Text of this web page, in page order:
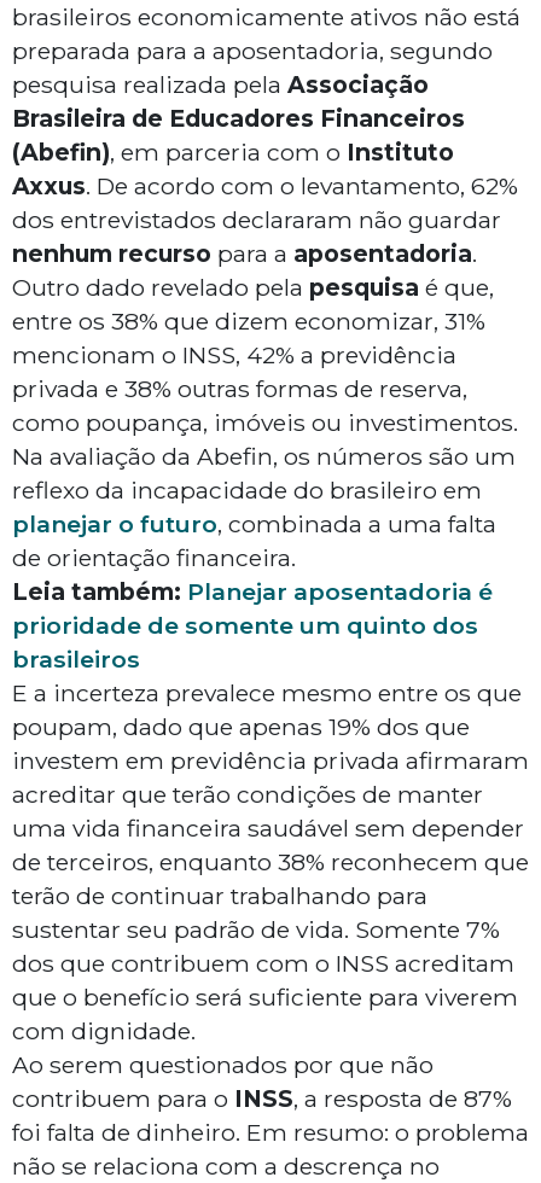
brasileiros economicamente ativos não está
preparada para a aposentadoria, segundo
pesquisa realizada pela Associação
Brasileira de Educadores Financeiros
(Abefin), em parceria com o Instituto
Axxus. De acordo com o levantamento, 62%
dos entrevistados declararam não guardar
nenhum recurso para a aposentadoria.
Outro dado revelado pela pesquisa é que,
entre os 38% que dizem economizar, 31%
mencionam o INSS, 42% a previdência
privada e 38% outras formas de reserva,
como poupança, imóveis ou investimentos.
Na avaliação da Abefin, os números são um
reflexo da incapacidade do brasileiro em
planejar o futuro, combinada a uma falta
de orientação financeira.
Leia também: Planejar aposentadoria é
prioridade de somente um quinto dos
brasileiros
E a incerteza prevalece mesmo entre os que
poupam, dado que apenas 19% dos que
investem em previdência privada afirmaram
acreditar que terão condições de manter
uma vida financeira saudável sem depender
de terceiros, enquanto 38% reconhecem que
terão de continuar trabalhando para
sustentar seu padrão de vida. Somente 7%
dos que contribuem com o INSS acreditam
que o benefício será suficiente para viverem
com dignidade.
Ao serem questionados por que não
contribuem para o INSS, a resposta de 87%
foi falta de dinheiro. Em resumo: o problema
não se relaciona com a descrença no